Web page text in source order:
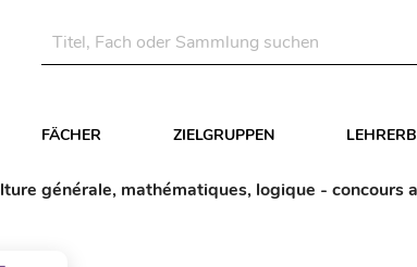
FÄCHER ZIELGRUPPEN
générale, mathématiques, logique -